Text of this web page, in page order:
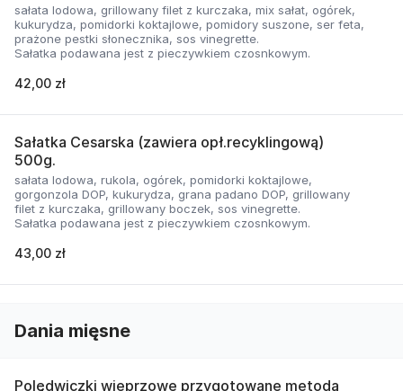
sałata lodowa, grillowany filet z kurczaka, mix sałat, ogórek,
kukurydza, pomidorki koktajlowe, pomidory suszone, ser feta,
prażone pestki słonecznika, sos vinegrette.
Sałatka podawana jest z pieczywkiem czosnkowym.
42,00 zł
Sałatka Cesarska (zawiera opł.recyklingową)
500g.
sałata lodowa, rukola, ogórek, pomidorki koktajlowe,
gorgonzola DOP, kukurydza, grana padano DOP, grillowany
filet z kurczaka, grillowany boczek, sos vinegrette.
Sałatka podawana jest z pieczywkiem czosnkowym.
43,00 zł
Dania mięsne
Polędwiczki wieprzowe przygotowane metodą